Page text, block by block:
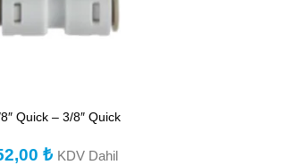
Quick – 3/8″ Quick
₺ KDV Dahil